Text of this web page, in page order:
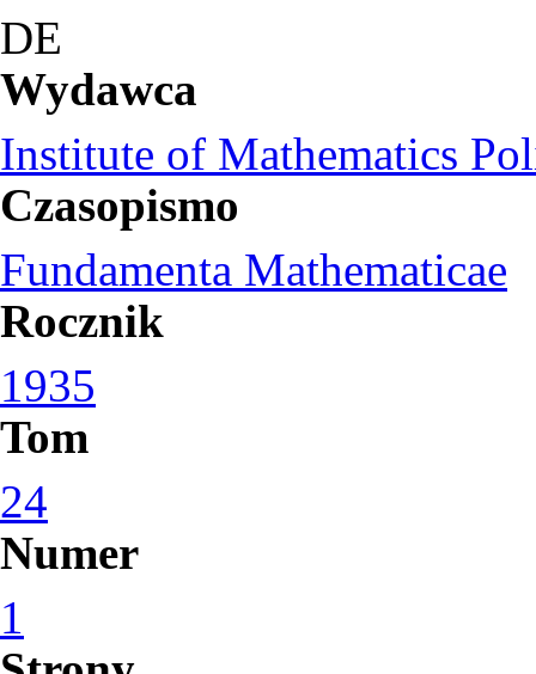
DE
Wydawca
Institute of Mathematics
Czasopismo
Fundamenta Mathematicae
Rocznik
1935
Tom
24
Numer
1